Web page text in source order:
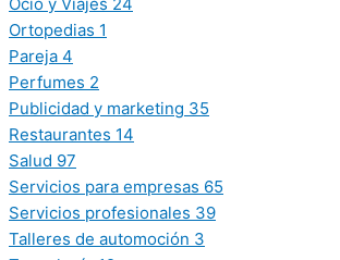
Ortopedias 1
Pareja 4
Perfumes 2
Publicidad y marketing 35
Restaurantes 14
Salud 97
Servicios para empresas 65
Servicios profesionales 39
Talleres de automoción 3